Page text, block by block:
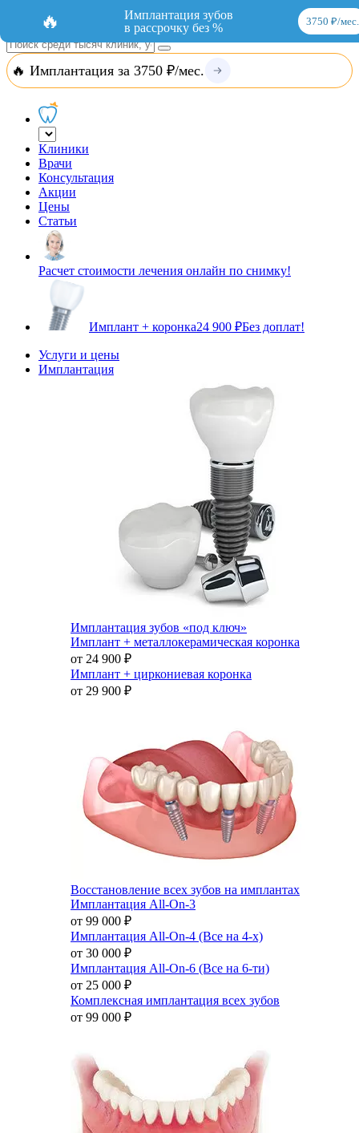
Добавить организациюВход
🔥 Имплантация за 3750 ₽/мес.
Клиники
Врачи
Консультация
Акции
Цены
Статьи
Расчет стоимости лечения онлайн по снимку!
Имплант + коронка24 900 ₽Без доплат!
Услуги и цены
Имплантация
Имплантация зубов «под ключ»
Имплант + металлокерамическая коронка
от 24 900 ₽
Имплант + циркониевая коронка
от 29 900 ₽
Восстановление всех зубов на имплантах
Имплантация All-On-3
от 99 000 ₽
Имплантация All-On-4 (Все на 4-х)
от 30 000 ₽
Имплантация All-On-6 (Все на 6-ти)
от 25 000 ₽
Комплексная имплантация всех зубов
от 99 000 ₽
🔥
Имплантация зубов
в рассрочку без %
3750 ₽/мес.